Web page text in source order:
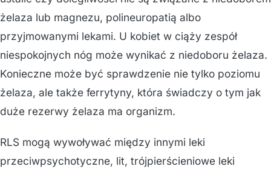
żelaza lub magnezu, polineuropatią albo
przyjmowanymi lekami. U kobiet w ciąży zespół
niespokojnych nóg może wynikać z niedoboru żelaza.
Konieczne może być sprawdzenie nie tylko poziomu
żelaza, ale także ferrytyny, która świadczy o tym jak
duże rezerwy żelaza ma organizm.
RLS mogą wywoływać między innymi leki
przeciwpsychotyczne, lit, trójpierścieniowe leki